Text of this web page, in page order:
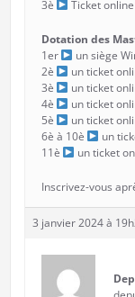
3è
Ticket
Dotation des
1er
un siège
2è
un ticket
3è
un ticket
4è
un ticket
5è
un ticket
6è à 10è
un
11è
un ticket
Inscrivez-vous
3 janvier 2024 à